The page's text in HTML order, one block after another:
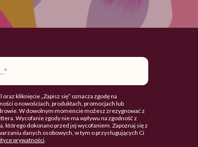
kliknięcie „Zapisz się” oznacza zgodę na
o nowościach, produktach, promocjach lub
W dowolnym momencie możesz zrezygnować z
Wycofanie zgody nie ma wpływu na zgodność z
którego dokonano przed jej wycofaniem. Zapoznaj się z
danych osobowych, w tym o przysługujących Ci
prywatności.